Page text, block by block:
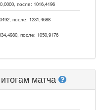
после: 1016,4196
после: 1231,4688
после: 1050,9176
матча